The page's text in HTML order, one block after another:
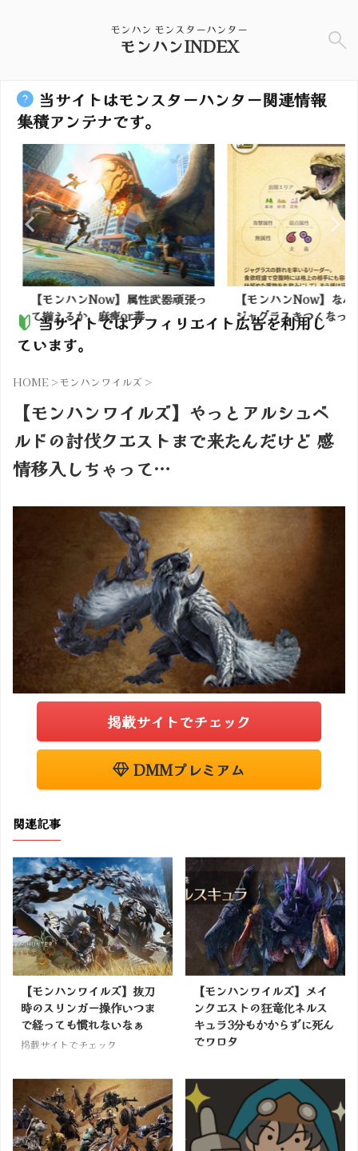
モンハン モンスターハンター
モンハンINDEX
当サイトはモンスターハンター関連情報
集積アンテナです。
器頑張っ
【モンハンNow】なんか急にドス
ジャグラスきつくなった...
【モンハン
テスト開催
当サイトではアフィリエイト広告を利用し
ています。
HOME >モンハンワイルズ >
【モンハンワイルズ】やっとアルシュベ
ルドの討伐クエストまで来たんだけど 感
情移入しちゃって…
掲載サイトでチェック
DMMプレミアム
関連記事
【モンハンワイルズ】抜刀
時のスリンガー操作いつま
で経っても慣れないなぁ
掲載サイトでチェック
【モンハンワイルズ】メイ
ンクエストの狂竜化ネルス
キュラ3分もかからずに死ん
でワロタ